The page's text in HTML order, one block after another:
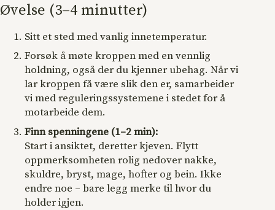
Øvelse (3–4 minutter)
Sitt et sted med vanlig innetemperatur.
Forsøk å møte kroppen med en vennlig
holdning, også der du kjenner ubehag. Når vi
lar kroppen få være slik den er, samarbeider
vi med reguleringssystemene i stedet for å
motarbeide dem.
Finn spenningene (1–2 min):
Start i ansiktet, deretter kjeven. Flytt
oppmerksomheten rolig nedover nakke,
skuldre, bryst, mage, hofter og bein. Ikke
endre noe – bare legg merke til hvor du
holder igjen.